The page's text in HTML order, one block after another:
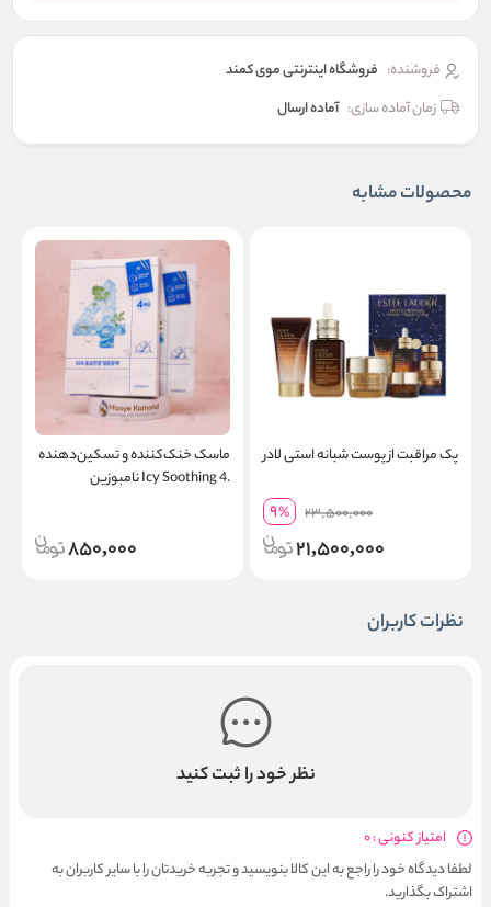
فروشنده: فروشگاه اینترنتی موی کمند
زمان آماده سازی: آماده ارسال
محصولات مشابه
پک مراقبت از پوست شبانه استی لادر
23,500,000
9%
21,500,000
ماسک خنک‌کننده و تسکین‌دهنده
.4 Icy Soothing نامبوزین
850,000
نظرات کاربران
نظر خود را ثبت کنید
امتیاز کنونی : 0
لطفا دیدگاه خود را راجع به این کالا بنویسید و تجربه خریدتان را با سایر کاربران به
اشتراک بگذارید.